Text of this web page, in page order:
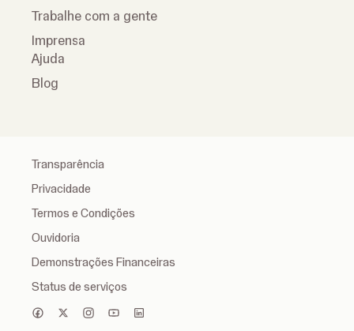
Trabalhe com a gente
Imprensa
Ajuda
Blog
Transparência
Privacidade
Termos e Condições
Ouvidoria
Demonstrações Financeiras
Status de serviços